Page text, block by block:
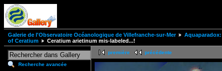
Galerie de l'Observatoire Océanologique de Villefranche-sur-Mer
of Ceratium
Ceratium arietinum mis-labeled...!
Recherche avancée
première précédente